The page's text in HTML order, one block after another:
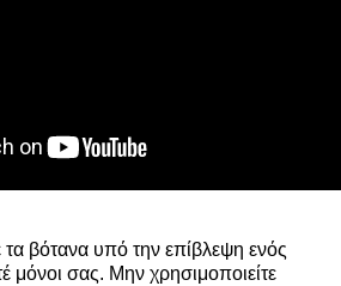
τα βότανα υπό την επίβλεψη ενός
μόνοι σας. Μην χρησιμοποιείτε